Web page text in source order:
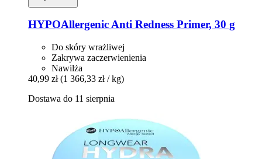
HYPOAllergenicAnti Redness Primer, 30 g
Do skóry wrażliwej
Zakrywa zaczerwienienia
Nawilża
40,99 zł (1 366,33 zł / kg)
Dostawa do 11 sierpnia